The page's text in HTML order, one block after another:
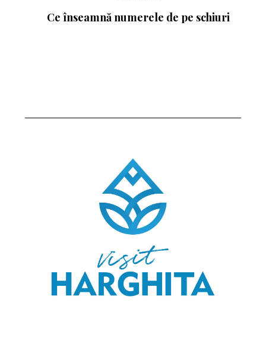
Ce înseamnă numerele de pe schiuri